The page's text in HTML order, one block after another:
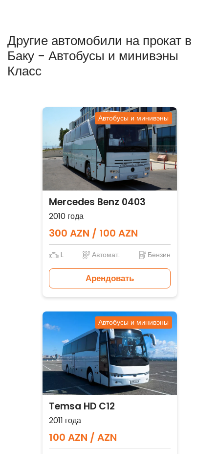
Другие автомобили на прокат в
Баку - Автобусы и минивэны
Класс
Автобусы и минивэны
Mercedes Benz 0403
2010 года
300 AZN / 100 AZN
L Автомат. Бензин
Арендовать
Автобусы и минивэны
Temsa HD C12
2011 года
100 AZN / AZN